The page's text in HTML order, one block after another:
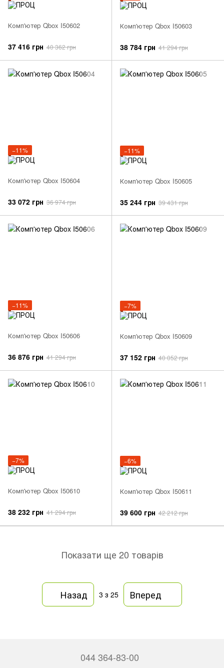
Комп'ютер Qbox I50602
37 416 грн 40 362 грн
Комп'ютер Qbox I50603
38 784 грн 41 294 грн
−11%
Комп'ютер Qbox I50604
33 072 грн 36 974 грн
−11%
Комп'ютер Qbox I50605
35 244 грн 39 431 грн
−11%
Комп'ютер Qbox I50606
36 876 грн 41 294 грн
−7%
Комп'ютер Qbox I50609
37 152 грн 40 052 грн
−7%
Комп'ютер Qbox I50610
38 232 грн 41 294 грн
−6%
Комп'ютер Qbox I50611
39 600 грн 42 212 грн
Показати ще 20 товарів
Назад 3 з 25 Вперед
044 364-83-00